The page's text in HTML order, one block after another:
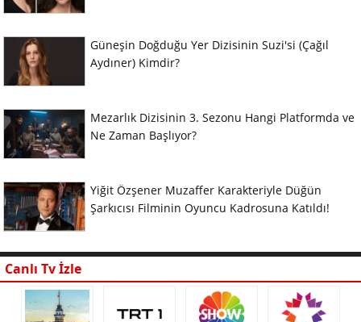
Güneşin Doğduğu Yer Dizisinin Suzi'si (Çağıl
Aydıner) Kimdir?
Mezarlık Dizisinin 3. Sezonu Hangi Platformda ve
Ne Zaman Başlıyor?
Yiğit Özşener Muzaffer Karakteriyle Düğün
Şarkıcısı Filminin Oyuncu Kadrosuna Katıldı!
Canlı Tv İzle